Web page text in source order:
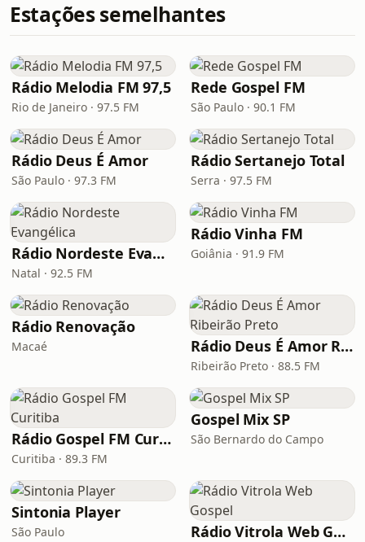
Estações semelhantes
Rádio Melodia FM 97,5
Rio de Janeiro · 97.5 FM
Rede Gospel FM
São Paulo · 90.1 FM
Rádio Deus É Amor
São Paulo · 97.3 FM
Rádio Sertanejo Total
Serra · 97.5 FM
Rádio Nordeste Evangélica
Natal · 92.5 FM
Rádio Vinha FM
Goiânia · 91.9 FM
Rádio Renovação
Macaé Rádio Deus É Amor Ribeirão Preto
Ribeirão Preto · 88.5 FM
Rádio Gospel FM Curitiba
Curitiba · 89.3 FM
Gospel Mix SP
São Bernardo do Campo
Sintonia Player
São Paulo Rádio Vitrola Web Gospel